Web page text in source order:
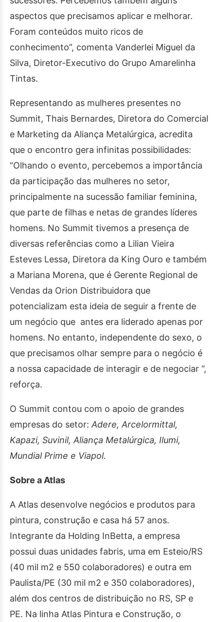
aspectos que precisamos aplicar e melhorar.
Foram conteúdos muito ricos de
conhecimento”, comenta Vanderlei Miguel da
Silva, Diretor-Executivo do Grupo Amarelinha
Tintas.
Representando as mulheres presentes no
Summit, Thais Bernardes, Diretora do Comercial
e Marketing da Aliança Metalúrgica, acredita
que o encontro gera infinitas possibilidades:
“Olhando o evento, percebemos a importância
da participação das mulheres no setor,
principalmente na sucessão familiar feminina,
que parte de filhas e netas de grandes líderes
homens. No Summit tivemos a presença de
diversas referências como a Lilian Vieira
Esteves Lessa, Diretora da King Ouro e também
a Mariana Morena, que é Gerente Regional de
Vendas da Orion Distribuidora que
potencializam esta ideia de seguir a frente de
um negócio que antes era liderado apenas por
homens. No entanto, independente do sexo, o
que precisamos olhar sempre para o negócio é
a nossa capacidade de interagir e de negociar “,
reforça.
O Summit contou com o apoio de grandes
empresas do setor: Adere, Arcelormittal,
Kapazi, Suvinil, Aliança Metalúrgica, Ilumi,
Mundial Prime e Viapol.
Sobre a Atlas
A Atlas desenvolve negócios e produtos para
pintura, construção e casa há 57 anos.
Integrante da Holding InBetta, a empresa
possui duas unidades fabris, uma em Esteio/RS
(40 mil m2 e 550 colaboradores) e outra em
Paulista/PE (30 mil m2 e 350 colaboradores),
além dos centros de distribuição no RS, SP e
PE. Na linha Atlas Pintura e Construção, o